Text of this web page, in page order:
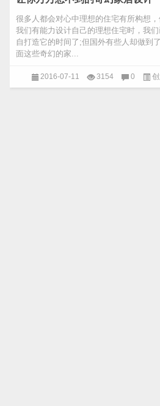
很多人都会对心中理想的住宅有所构想，
我们有能力设计自己的理想住宅时，我
自打造它的时间了;但国外有些人却做到
面这些奇幻的家...
2016-07-11 3154 0